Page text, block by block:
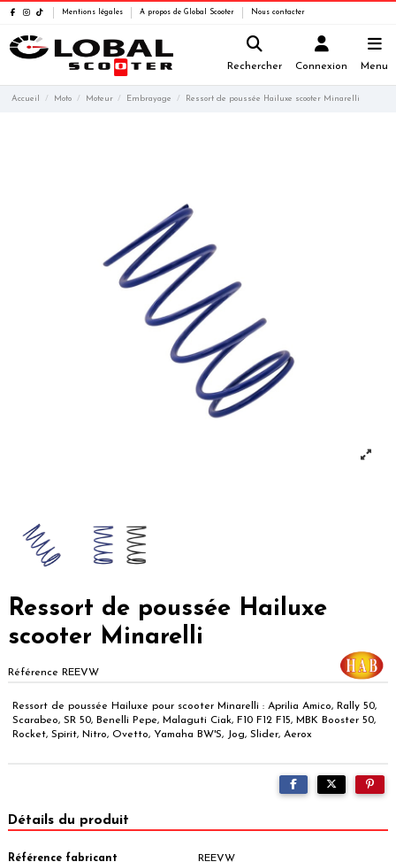
Mentions légales A propos de Global Scooter Nous contacter
Rechercher Connexion Menu
Accueil Moto Moteur Embrayage Ressort de poussée Hailuxe scooter Minarelli
Ressort de poussée Hailuxe
scooter Minarelli
Référence REEVW
Ressort de poussée Hailuxe pour scooter Minarelli : Aprilia Amico, Rally 50,
Scarabeo, SR 50, Benelli Pepe, Malaguti Ciak, F10 F12 F15, MBK Booster 50,
Rocket, Spirit, Nitro, Ovetto, Yamaha BW'S, Jog, Slider, Aerox
Détails du produit
Référence fabricant REEVW